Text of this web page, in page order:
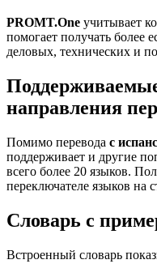
PROMT.One учитывает
помогает получать более
деловых, технических и
направления
Помимо перевода с
поддерживает и другие
всего более 20 языков.
переключателе языков на
Словарь с
Встроенный словарь